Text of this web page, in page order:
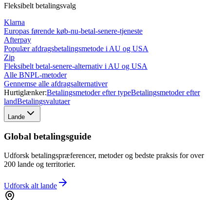
Fleksibelt betalingsvalg
Klarna
Europas førende køb-nu-betal-senere-tjeneste
Afterpay
Populær afdragsbetalingsmetode i AU og USA
Zip
Fleksibelt betal-senere-alternativ i AU og USA
Alle BNPL-metoder
Gennemse alle afdragsalternativer
Hurtiglænker:Betalingsmetoder efter typeBetalingsmetoder efter
landBetalingsvalutaer
Lande
Global betalingsguide
Udforsk betalingspræferencer, metoder og bedste praksis for over
200 lande og territorier.
Udforsk alt lande